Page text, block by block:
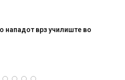
нападот врз училиште во